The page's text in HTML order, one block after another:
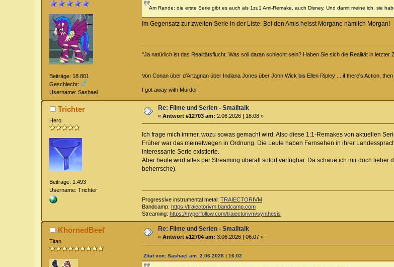
Beiträge: 18.801
Geschlecht:
Username: Sashael
Am Rande: die erste Serie gibt es auch als 1zu1 Ami-Remake, auch Disney. Und damit meine ich, sie
Im Gegensatz zur zweiten Serie in der Liste. Bei den Amis heisst Morgane nämlich Morgan!
"Ja natürlich ist das Realitätsflucht. Was soll daran schlecht sein? Haben Sie sich die Realität in letzter
Von Conan über d'Artagnan über Indiana Jones über John Wick bis Ellen Ripley ... if there's Action, then
I got away with Murder!
Trichter
Hero
Beiträge: 1.493
Username: Trichter
Re: Filme und Serien - Smalltalk
«Antwort #12703 am: 2.06.2026 | 18:08 »
Ich frage mich immer, wozu sowas gemacht wird. Also diese 1:1-Remakes von aktuellen
Früher war das meinetwegen in Ordnung. Die Leute haben Fernsehen in ihrer
interessante Serie existierte.
Aber heute wird alles per Streaming überall sofort verfügbar. Da schaue ich mir doch
beherrsche).
Progressive instrumental metal: TRAIECTORIVM
Bandcamp: https://traiectorivm.bandcamp.com
Streaming: https://hyperfollow.com/traiectorivm/synthesis
KhornedBeef
Titan
Re: Filme und Serien - Smalltalk
«Antwort #12704 am: 3.06.2026 | 06:07 »
Zitat von: Sashael am 2.06.2026 | 16:02